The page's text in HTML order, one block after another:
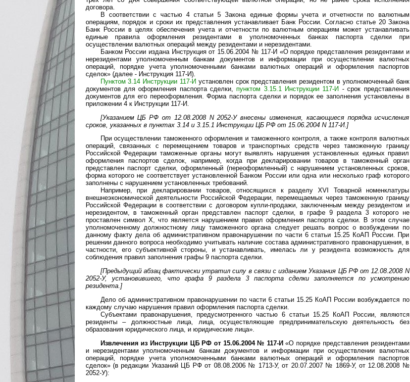
договора.
В соответствии с частью 4 статьи 5 Закона единые формы учета и отчетности по валютным
операциям, порядок и сроки их представления устанавливает Банк России. Согласно статье 20 Закона
Банк России в целях обеспечения учета и отчетности по валютным операциям может устанавливать
единые правила оформления резидентами в уполномоченных банках паспорта сделки при
осуществлении валютных операций между резидентами и нерезидентами.
Банком России издана Инструкция от 15.06.2004 № 117-И «О порядке представления резидентами и
нерезидентами уполномоченным банкам документов и информации при осуществлении валютных
операций, порядке учета уполномоченными банками валютных операций и оформления паспортов
сделок» (далее - Инструкция 117-И).
Пунктом 3.14 Инструкции 117-Иустановлен срок представления рези­дентом в уполномоченный банк
документов для оформления паспорта сделки,пунктом 3.15.1 Инструкции 117-И - срок представления
документов для его переоформления. Форма паспорта сделки и порядок ее заполнения установлены в
приложении 4 к Инструкции 117-И.
[Указанием ЦБ РФ от 12.08.2008 N 2052-У внесены изменения, касающиеся порядка исчисления
сроков, указанных в пунктах 3.14 и 3.15.1 Инструкции ЦБ РФ от 15.06.2004 N 117-И.]
При осуществлении таможенного оформления и таможенного контроля, а также контроля валютных
операций, связанных с перемещением товаров и транспортных средств через таможенную границу
Российской Федерации таможенные органы могут выявлять нарушения установленных единых правил
оформления паспортов сделок, например, когда при декларировании товаров в таможенный орган
представлен паспорт сделки, оформленный (переоформленный) с нарушением установленных сроков,
форма которого не соответствует установленной Банком России или одна или несколько граф которого
заполнены с нарушением установленных требований.
Например, при декларировании товаров, относящихся к разделу XVI Товарной номенклатуры
внешнеэкономической деятельности Российской Федерации, перемещаемых через таможенную границу
Российской Федерации в соответствии с договором купли-продажи, заключенным между резидентом и
нерезидентом, в таможенный орган представлен паспорт сделки, в графе 9 раздела 3 которого не
проставлен символ X, что является нарушением правил оформления паспорта сделки. В этом случае
уполномоченному должностному лицу таможенного органа следует решать вопрос о возбуждении по
данному факту дела об административном правонарушении по части 6 статьи 15.25 КоАП России. При
решении данного вопроса необходимо учитывать наличие состава административного правонарушения, в
частности, его субъективной стороны, и устанавливать, имелась ли у резидента возможность для
соблюдения правил заполнения графы 9 паспорта сделки.
[Предыдущий абзац фактически утратил силу в связи с изданием Указания ЦБ РФ от 12.08.2008 N
2052-У, установившего, что графа 9 раздела 3 паспорта сделки заполняется по усмотрению
резидента.]
Дело об административном правонарушении по части 6 статьи 15.25 КоАП России возбуждается по
каждому случаю нарушения правил оформления паспорта сделки.
Субъектами правонарушения, предусмотренного частью 6 статьи 15.25 КоАП России, являются
резиденты – должностные лица, лица, осуществляющие предпринимательскую деятельность без
образования юридического лица, и юридические лица».
Извлечения из Инструкции ЦБ РФ от 15.06.2004 № 117-И«О порядке представления резидентами
и нерезидентами уполномоченным банкам документов и информации при осуществлении валютных
операций, порядке учета уполномоченными банками валютных операций и оформления паспортов
сделок» (в редакции Указаний ЦБ РФ от 08.08.2006 № 1713-У, от 20.07.2007 № 1869-У, от 12.08.2008 №
2052-У):